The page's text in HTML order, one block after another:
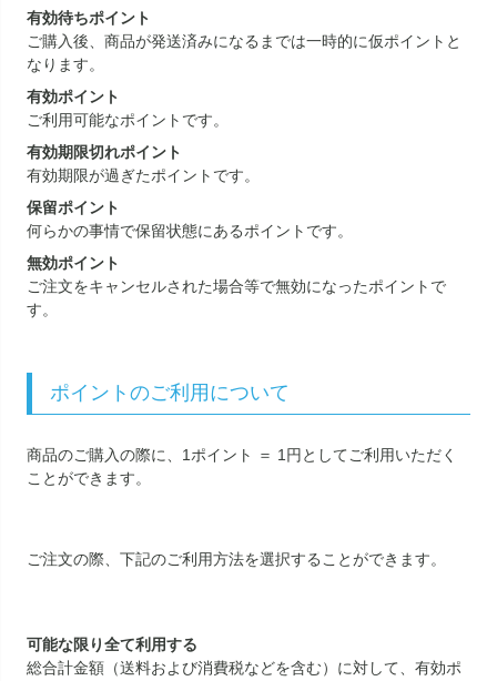
有効待ちポイント
ご購入後、商品が発送済みになるまでは一時的に仮ポイントと
なります。
有効ポイント
ご利用可能なポイントです。
有効期限切れポイント
有効期限が過ぎたポイントです。
保留ポイント
何らかの事情で保留状態にあるポイントです。
無効ポイント
ご注文をキャンセルされた場合等で無効になったポイントで
す。
ポイントのご利用について
商品のご購入の際に、1ポイント ＝ 1円としてご利用いただく
ことができます。
ご注文の際、下記のご利用方法を選択することができます。
可能な限り全て利用する
総合計金額（送料および消費税などを含む）に対して、有効ポ